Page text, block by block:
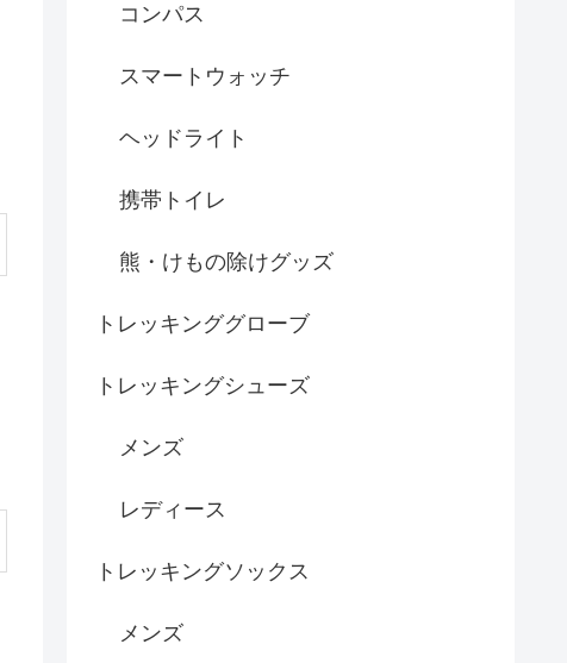
コンパス
スマートウォッチ
ヘッドライト
携帯トイレ
熊・けもの除けグッズ
トレッキンググローブ
トレッキングシューズ
メンズ
レディース
トレッキングソックス
メンズ